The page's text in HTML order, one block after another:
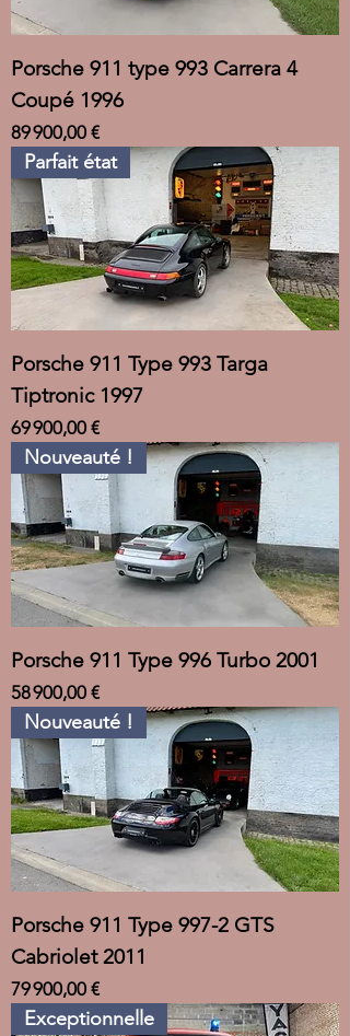
Porsche 911 type 993 Carrera 4
Coupé 1996
Prix
89 900,00 €
Parfait état
Porsche 911 Type 993 Targa
Tiptronic 1997
Prix
69 900,00 €
Nouveauté !
Porsche 911 Type 996 Turbo 2001
Prix
58 900,00 €
Nouveauté !
Porsche 911 Type 997-2 GTS
Cabriolet 2011
Prix
79 900,00 €
Exceptionnelle